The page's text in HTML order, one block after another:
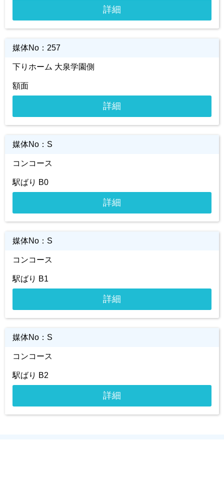
詳細
媒体No： 257
下りホーム 大泉学園側
額面
詳細
媒体No： S
コンコース
駅ばり B0
詳細
媒体No： S
コンコース
駅ばり B1
詳細
媒体No： S
コンコース
駅ばり B2
詳細